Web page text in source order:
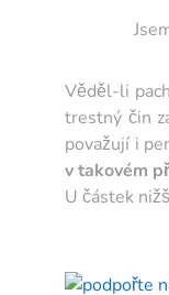
Věděl-li
trestný čin
považují i
v takovém
U částek